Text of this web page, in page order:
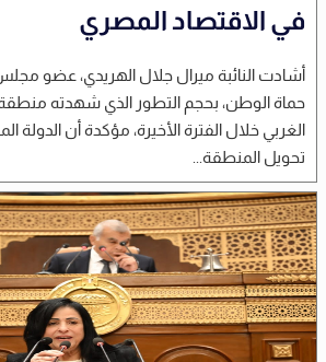
في الاقتصاد المصري
أشادت النائبة ميرال جلال الهريدي، عضو
حماة الوطن، بحجم التطور الذي شهدته
الغربي خلال الفترة الأخيرة، مؤكدة أن
تحويل المنطقة...